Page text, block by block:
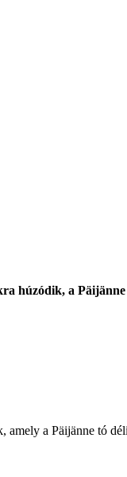
húzódik, a Päijänne
a Päijänne tó